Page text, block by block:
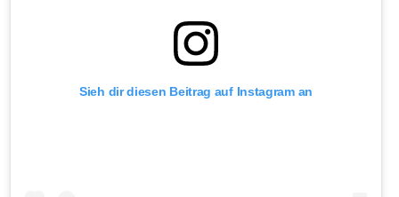
Sieh dir diesen Beitrag auf Instagram an